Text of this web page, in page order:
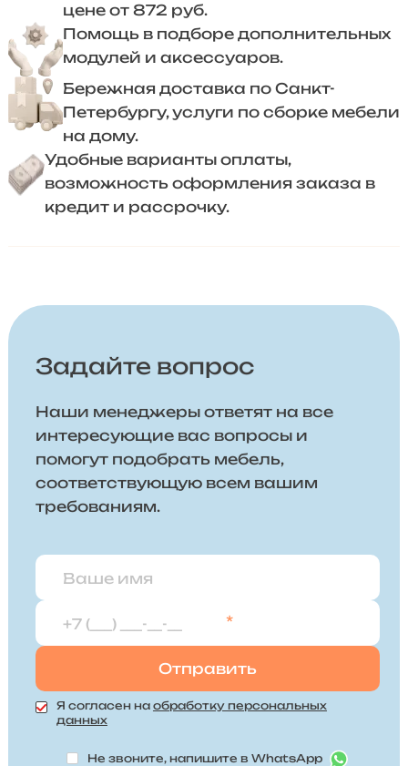
цене от 872 руб.
Помощь в подборе дополнительных
модулей и аксессуаров.
Бережная доставка по Санкт-
Петербургу, услуги по сборке мебели
на дому.
Удобные варианты оплаты,
возможность оформления заказа в
кредит и рассрочку.
Задайте вопрос
Наши менеджеры ответят на все
интересующие вас вопросы и
помогут подобрать мебель,
соответствующую всем вашим
требованиям.
*
Я согласен на обработку персональных
данных
Не звоните, напишите в WhatsApp